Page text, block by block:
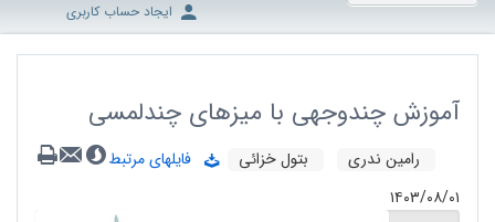
ایجاد حساب کاربری
آموزش چندوجهی با میزهای چندلمسی
رامین ندری بتول خزائی
فایلهای مرتبط
۱۴۰۳/۰۸/۰۱